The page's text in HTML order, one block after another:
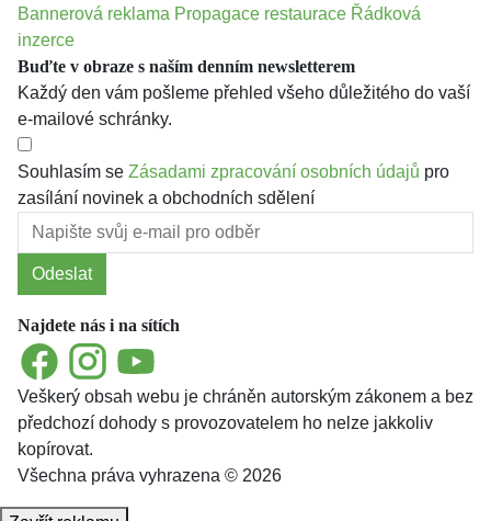
Bannerová reklama Propagace restaurace Řádková
inzerce
Buďte v obraze s naším denním newsletterem
Každý den vám pošleme přehled všeho důležitého do vaší
e-mailové schránky.
Souhlasím se Zásadami zpracování osobních údajů pro
zasílání novinek a obchodních sdělení
Odeslat
Najdete nás i na sítích
FacebookInstagramYouTube
Veškerý obsah webu je chráněn autorským zákonem a bez
předchozí dohody s provozovatelem ho nelze jakkoliv
kopírovat.
Všechna práva vyhrazena © 2026